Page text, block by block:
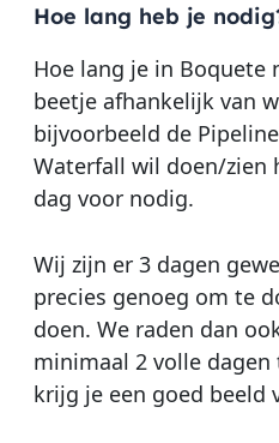
Hoe lang heb je
Hoe lang je in Boquete
beetje afhankelijk van
bijvoorbeeld de
Waterfall wil doen/zien
dag voor nodig.
Wij zijn er 3 dagen
precies genoeg om te
doen. We raden dan
minimaal 2 volle dagen
krijg je een goed beeld